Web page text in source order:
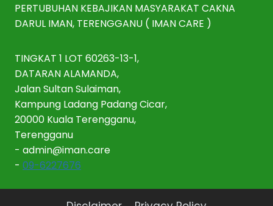
PERTUBUHAN KEBAJIKAN MASYARAKAT CAKNA
DARUL IMAN, TERENGGANU ( IMAN CARE )
TINGKAT 1 LOT 60263-13-1,
DATARAN ALAMANDA,
Jalan Sultan Sulaiman,
Kampung Ladang Padang Cicar,
20000 Kuala Terengganu,
Terengganu
- admin@iman.care
- 09-6227676